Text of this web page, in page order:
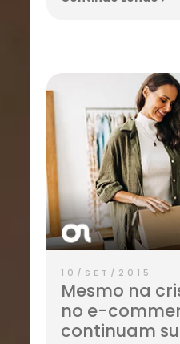
10/SET/2015
Mesmo na
no e-
continuam